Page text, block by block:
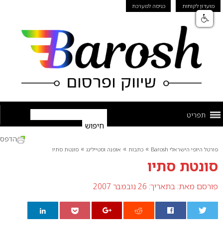
מועדון לקוחות כניסה למערכת
תפריט
פורטל היופי הישראלי Barosh » כתבות » אופנה וסטיילינג » סונטת סתיו
סונטת סתיו
פורסם מאת: בתאריך: 26 נובמבר 2007
הדפס